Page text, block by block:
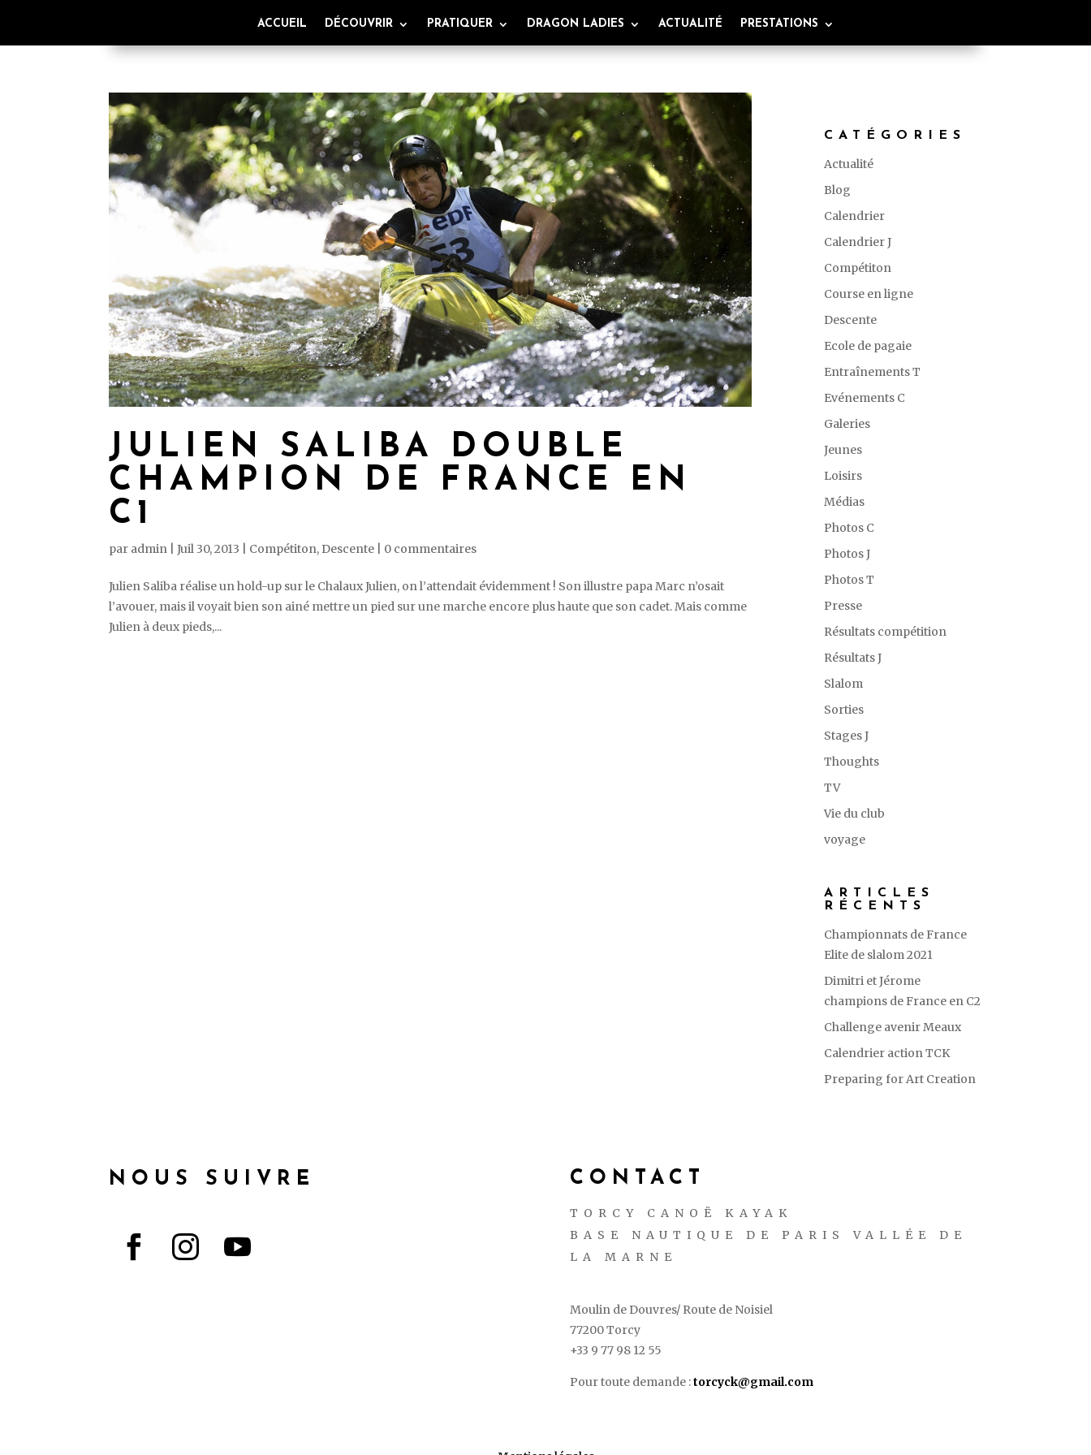
ACCUEIL DÉCOUVRIR PRATIQUER DRAGON LADIES ACTUALITÉ PRESTATIONS
JULIEN SALIBA DOUBLE
CHAMPION DE FRANCE EN
C1
par admin |Juil 30, 2013 Compétiton, Descente 0 commentaires
Julien Saliba réalise un hold-up sur le Chalaux Julien, on l’attendait évidemment ! Son illustre papa Marc n’osait
l’avouer, mais il voyait bien son ainé mettre un pied sur une marche encore plus haute que son cadet. Mais comme
Julien à deux pieds,...
CATÉGORIES
Actualité
Blog
Calendrier
Calendrier J
Compétiton
Course en ligne
Descente
Ecole de pagaie
Entraînements T
Evénements C
Galeries
Jeunes
Loisirs
Médias
Photos C
Photos J
Photos T
Presse
Résultats compétition
Résultats J
Slalom
Sorties
Stages J
Thoughts
TV
Vie du club
voyage
ARTICLES
RÉCENTS
Championnats de France
Elite de slalom 2021
Dimitri et Jérome
champions de France en C2
Challenge avenir Meaux
Calendrier action TCK
Preparing for Art Creation
NOUS SUIVRE
  
CONTACT
TORCY CANOË KAYAK
BASE NAUTIQUE DE PARIS VALLÉE DE
LA MARNE
Moulin de Douvres/ Route de Noisiel
77200 Torcy
+33 9 77 98 12 55
Pour toute demande :torcyck@gmail.com